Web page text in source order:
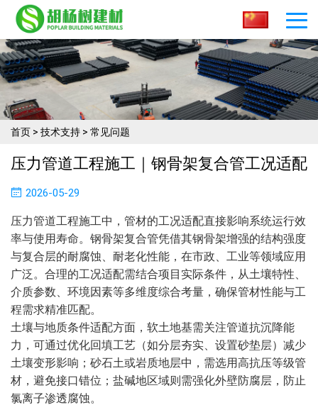
首页 > 技术支持 > 常见问题
压力管道工程施工｜钢骨架复合管工况适配
2026-05-29
压力管道工程施工中，管材的工况适配直接影响系统运行效
率与使用寿命。钢骨架复合管凭借其钢骨架增强的结构强度
与复合层的耐腐蚀、耐老化性能，在市政、工业等领域应用
广泛。合理的工况适配需结合项目实际条件，从土壤特性、
介质参数、环境因素等多维度综合考量，确保管材性能与工
程需求精准匹配。
土壤与地质条件适配方面，软土地基需关注管道抗沉降能
力，可通过优化回填工艺（如分层夯实、设置砂垫层）减少
土壤变形影响；砂石土或岩质地层中，需选用高抗压等级管
材，避免接口错位；盐碱地区域则需强化外壁防腐层，防止
氯离子渗透腐蚀。